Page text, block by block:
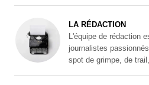
LA RÉDACTION
L'équipe de rédaction
journalistes
spot de grimpe, de